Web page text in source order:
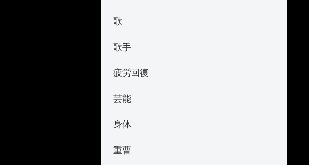
歌
歌手
疲労回復
芸能
身体
重曹